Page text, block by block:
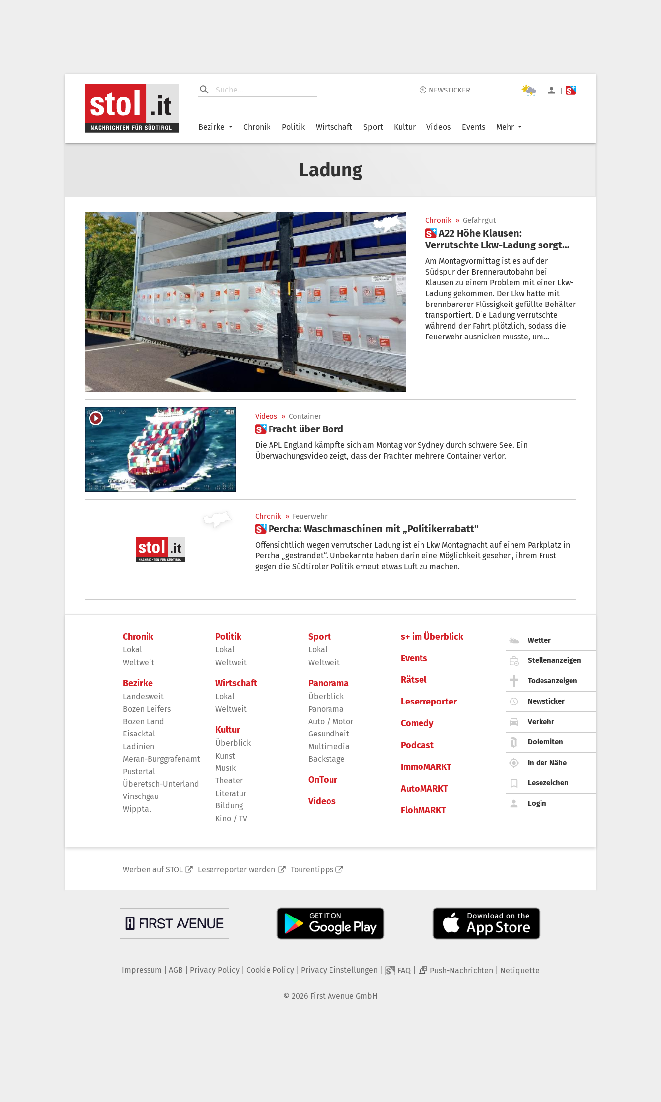
🕙 NEWSTICKER | |
Bezirke Chronik Politik Wirtschaft Sport Kultur Videos Events Mehr
Ladung
Chronik » Gefahrgut
 A22 Höhe Klausen:
Verrutschte Lkw-Ladung sorgt
für Feuerwehreinsatz
Am Montagvormittag ist es auf der
Südspur der Brennerautobahn bei
Klausen zu einem Problem mit einer Lkw-
Ladung gekommen. Der Lkw hatte mit
brennbarerer Flüssigkeit gefüllte Behälter
transportiert. Die Ladung verrutschte
während der Fahrt plötzlich, sodass die
Feuerwehr ausrücken musste, um
Videos » Container
 Fracht über Bord
Die APL England kämpfte sich am Montag vor Sydney durch schwere See. Ein
Überwachungsvideo zeigt, dass der Frachter mehrere Container verlor.
Chronik » Feuerwehr
 Percha: Waschmaschinen mit „Politikerrabatt“
Offensichtlich wegen verrutscher Ladung ist ein Lkw Montagnacht auf einem Parkplatz in
Percha „gestrandet“. Unbekannte haben darin eine Möglichkeit gesehen, ihrem Frust
gegen die Südtiroler Politik erneut etwas Luft zu machen.
Chronik
Lokal
Weltweit
Bezirke
Landesweit
Bozen Leifers
Bozen Land
Eisacktal
Ladinien
Meran-Burggrafenamt
Pustertal
Überetsch-Unterland
Vinschgau
Wipptal
Politik
Lokal
Weltweit
Wirtschaft
Lokal
Weltweit
Kultur
Überblick
Kunst
Musik
Theater
Literatur
Bildung
Kino / TV
Sport
Lokal
Weltweit
Panorama
Überblick
Panorama
Auto / Motor
Gesundheit
Multimedia
Backstage
OnTour
Videos
s+ im Überblick
Events
Rätsel
Leserreporter
Comedy
Podcast
ImmoMARKT
AutoMARKT
FlohMARKT
Wetter
Stellenanzeigen
Todesanzeigen
Newsticker
Verkehr
Dolomiten
In der Nähe
Lesezeichen
Login
Werben auf STOL Leserreporter werden Tourentipps
Impressum AGB Privacy Policy| Cookie Policy| Privacy Einstellungen FAQ 2 Push-Nachrichten Netiquette
© 2026 First Avenue GmbH